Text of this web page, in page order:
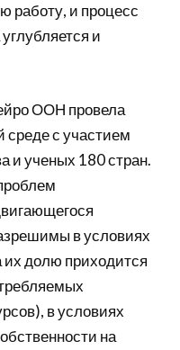
работу, и процесс
и
ООН провела
с участием
и ученых 180 стран.
в условиях
их долю приходится
в условиях
на